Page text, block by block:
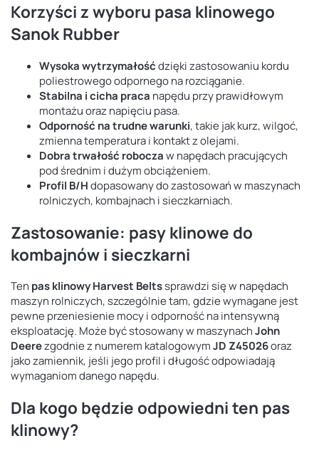
Korzyści z wyboru pasa klinowego
Sanok Rubber
Wysoka wytrzymałośćdzięki zastosowaniu kordu
poliestrowego odpornego na rozciąganie.
Stabilna i cicha praca napędu przy prawidłowym
montażu oraz napięciu pasa.
Odporność na trudne warunki, takie jak kurz, wilgoć,
zmienna temperatura i kontakt z olejami.
Dobra trwałość roboczaw napędach pracujących
pod średnim i dużym obciążeniem.
Profil B/Hdopasowany do zastosowań w maszynach
rolniczych, kombajnach i sieczkarniach.
Zastosowanie: pasy klinowe do
kombajnów i sieczkarni
Ten pas klinowy Harvest Beltssprawdzi się w napędach
maszyn rolniczych, szczególnie tam, gdzie wymagane jest
pewne przeniesienie mocy i odporność na intensywną
eksploatację. Może być stosowany w maszynachJohn
Deerezgodnie z numerem katalogowymJD Z45026oraz
jako zamiennik, jeśli jego profil i długość odpowiadają
wymaganiom danego napędu.
Dla kogo będzie odpowiedni ten pas
klinowy?